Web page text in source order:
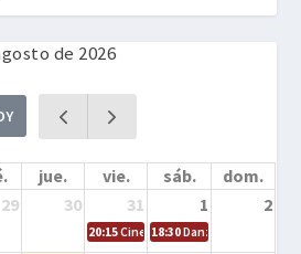
de 2026
jue. vie. sáb.
dom.
29 30 31 1 2
20:15Cine en la calle – Cómo
18:30Danza – Cita en el